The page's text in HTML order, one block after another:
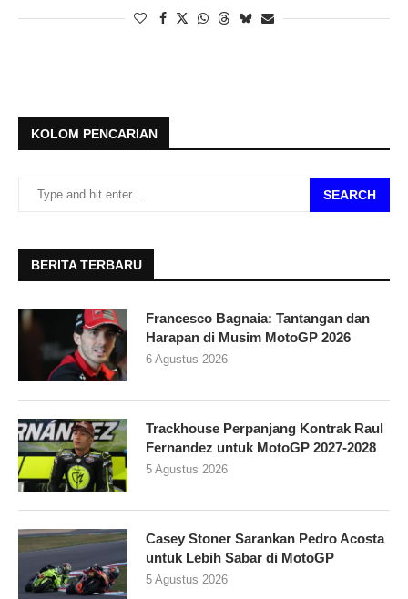
KOLOM PENCARIAN
SEARCH
BERITA TERBARU
Francesco Bagnaia: Tantangan dan
Harapan di Musim MotoGP 2026
6 Agustus 2026
Trackhouse Perpanjang Kontrak Raul
Fernandez untuk MotoGP 2027-2028
5 Agustus 2026
Casey Stoner Sarankan Pedro Acosta
untuk Lebih Sabar di MotoGP
5 Agustus 2026